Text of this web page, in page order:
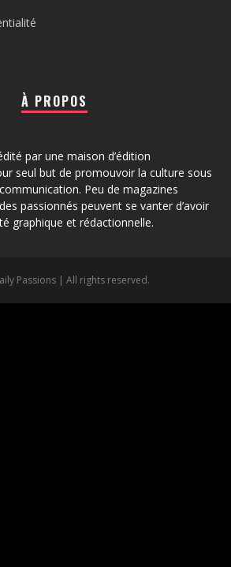
À PROPOS
par une maison d’édition
seul but de promouvoir la culture sous
Peu de magazines
passionnés peuvent se vanter d’avoir
graphique et rédactionnelle.
Passions | All rights reserved.